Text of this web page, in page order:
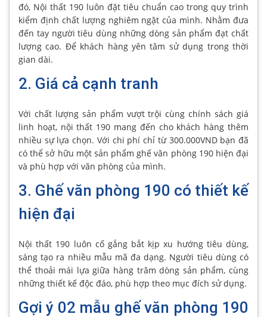
đó, Nội thất 190 luôn đặt tiêu chuẩn cao trong quy trình
kiểm định chất lượng nghiêm ngặt của mình. Nhằm đưa
đến tay người tiêu dùng những dòng sản phẩm đạt chất
lượng cao. Để khách hàng yên tâm sử dụng trong thời
gian dài.
2. Giá cả cạnh tranh
Với chất lượng sản phẩm vượt trội cùng chính sách giá
linh hoạt, nội thất 190 mang đến cho khách hàng thêm
nhiều sự lựa chọn. Với chi phí chỉ từ 300.000VND bạn đã
có thể sở hữu một sản phẩm ghế văn phòng 190 hiện đại
và phù hợp với văn phòng của mình.
3. Ghế văn phòng 190 có thiết kế
hiện đại
Nội thất 190 luôn cố gắng bắt kịp xu hướng tiêu dùng,
sáng tạo ra nhiều mẫu mã đa dạng. Người tiêu dùng có
thể thoải mái lựa giữa hàng trăm dòng sản phẩm, cùng
những thiết kế độc đáo, phù hợp theo mục đích sử dụng.
Gợi ý 02 mẫu ghế văn phòng 190